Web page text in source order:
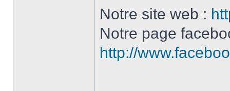
Notre site web :
Notre page
http://